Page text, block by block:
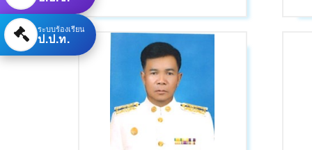
ระบบร้องเรียน
ป.ป.ท.